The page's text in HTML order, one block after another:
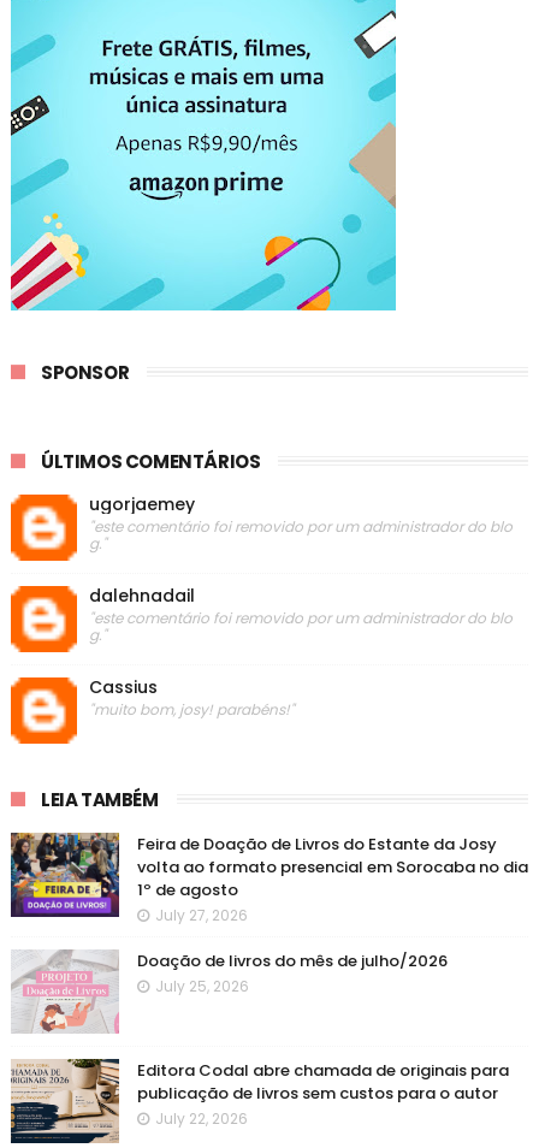
SPONSOR
ÚLTIMOS COMENTÁRIOS
ugorjaemey
"este comentário foi removido por um administrador do blo
g."
dalehnadail
"este comentário foi removido por um administrador do blo
g."
Cassius
"muito bom, josy! parabéns!"
LEIA TAMBÉM
Feira de Doação de Livros do Estante da Josy
volta ao formato presencial em Sorocaba no dia
1º de agosto
July 27, 2026
Doação de livros do mês de julho/2026
July 25, 2026
Editora Codal abre chamada de originais para
publicação de livros sem custos para o autor
July 22, 2026